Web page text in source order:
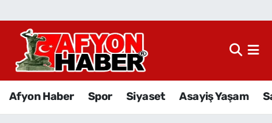
Afyon Haber Spor Siyaset Asayiş Yaşam
Afyon Haber